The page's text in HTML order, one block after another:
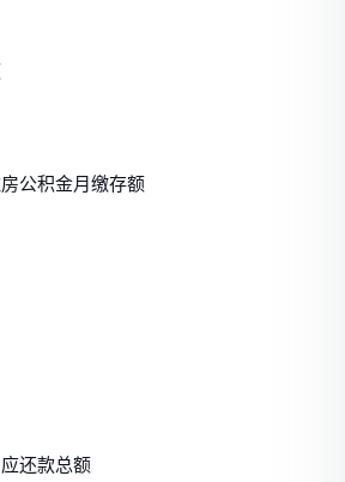
公积金月缴存额
还款总额